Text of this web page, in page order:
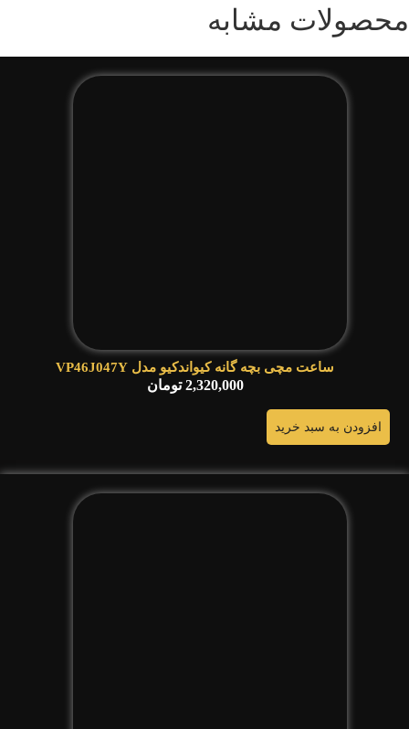
محصولات مشابه
ساعت مچی بچه گانه کیواندکیو مدل VP46J047Y
2,320,000 تومان
افزودن به سبد خرید